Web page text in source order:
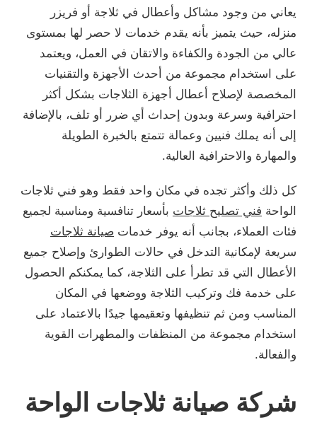
يعاني من وجود مشاكل وأعطال في ثلاجة أو فريزر
منزله، حيث يتميز بأنه يقدم خدمات لا حصر لها بمستوى
عالي من الجودة والكفاءة والاتقان في العمل، ويعتمد
على استخدام مجموعة من أحدث الأجهزة والتقنيات
المخصصة لإصلاح أعطال أجهزة الثلاجات بشكل أكثر
احترافية وسرعة وبدون إحداث أي ضرر أو تلف، بالإضافة
إلى أنه يملك فنيين وعمالة تتمتع بالخبرة الطويلة
والمهارة والاحترافية العالية.
كل ذلك وأكثر تجده في مكان واحد فقط وهو فني ثلاجات
الواحة فني تصليح ثلاجات بأسعار تنافسية ومناسبة لجميع
فئات العملاء، بجانب أنه يوفر خدمات صيانة ثلاجات
سريعة لإمكانية التدخل في حالات الطوارئ وإصلاح جميع
الأعطال التي قد تطرأ على الثلاجة، كما يمكنكم الحصول
على خدمة فك وتركيب الثلاجة ووضعها في المكان
المناسب ومن ثم تنظيفها وتعقيمها جيدًا بالاعتماد على
استخدام مجموعة من المنظفات والمطهرات القوية
والفعالة.
شركة صيانة ثلاجات الواحة